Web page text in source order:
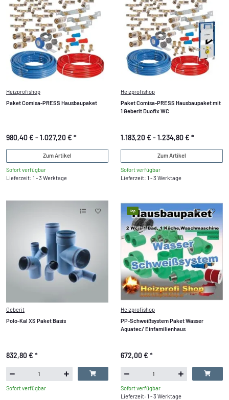
Heizprofishop
Paket Comisa-PRESS Hausbaupaket
980,40 € -1.027,20 € *
Zum Artikel
Sofort verfügbar
Lieferzeit: 1 - 3 Werktage
Heizprofishop
Paket Comisa-PRESS Hausbaupaket mit
1 Geberit Duofix WC
1.183,20 € -1.234,80 € *
Zum Artikel
Sofort verfügbar
Lieferzeit: 1 - 3 Werktage
Geberit
Polo-Kal XS Paket Basis
832,80 € *
Sofort verfügbar
Top
Heizprofishop
PP-Schweißsystem Paket Wasser
Aquatec/ Einfamilienhaus
672,00 € *
Sofort verfügbar
Lieferzeit: 1 - 3 Werktage